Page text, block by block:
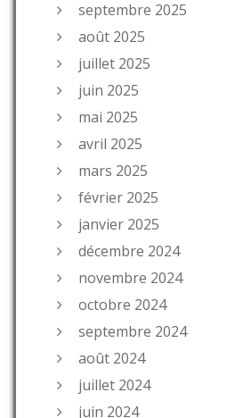
septembre 2025
août 2025
juillet 2025
juin 2025
mai 2025
avril 2025
mars 2025
février 2025
janvier 2025
décembre 2024
novembre 2024
octobre 2024
septembre 2024
août 2024
juillet 2024
juin 2024